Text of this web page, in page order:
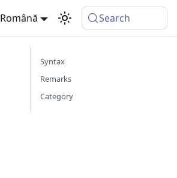
Română Search
Syntax
Remarks
Category